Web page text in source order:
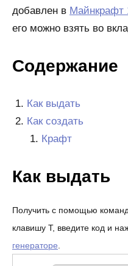
добавлен в Майнкрафт
его можно взять во
Содержание
Как выдать
Как создать
Крафт
Как выдать
Получить с помощью
клавишу T, введите код и
генераторе.